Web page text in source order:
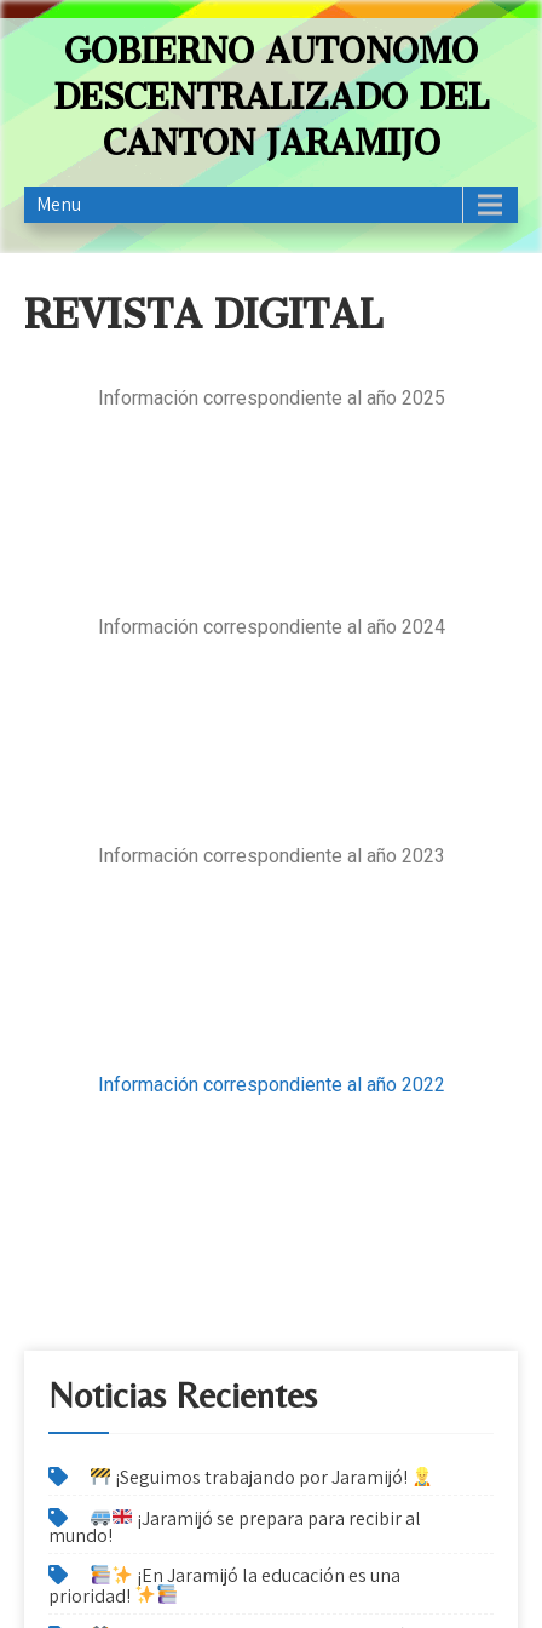
GOBIERNO AUTONOMO
DESCENTRALIZADO DEL
CANTON JARAMIJO
Menu
REVISTA DIGITAL
Información correspondiente al año 2025
Información correspondiente al año 2024
Información correspondiente al año 2023
Información correspondiente al año 2022
Noticias Recientes
¡Seguimos trabajando por Jaramijó!
¡Jaramijó se prepara para recibir al
mundo!
¡En Jaramijó la educación es una
prioridad!